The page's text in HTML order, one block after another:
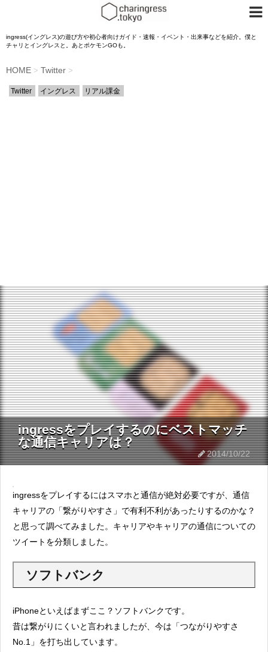
ingress(イングレス)の遊び方や初心者向けガイド・速報・イベント・出来事などを紹介。僕と
チャリとイングレスと。あとポケモンGOも。
HOME > Twitter >
Twitter イングレス リアル課金
ingressをプレイするのにベストマッチ
な通信キャリアは？
2014/10/22
ingressをプレイするにはスマホと通信が絶対必要ですが、通信
キャリアの「繋がりやすさ」で有利不利があったりするのかな？
と思って調べてみました。キャリアやキャリアの通信についての
ツイートを分類しました。
ソフトバンク
iPhoneといえばまずここ？ソフトバンクです。
昔は繋がりにくいと言われましたが、今は「つながりやすさ
No.1」を打ち出しています。